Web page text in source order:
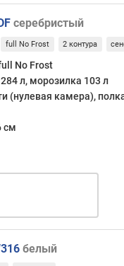
серебристый
full No Frost 2 контура
No Frost
л, морозилка 103 л
(нулевая камера),
см
белый